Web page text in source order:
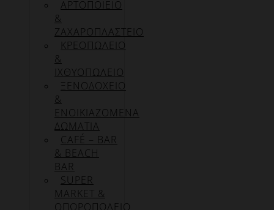
ΑΡΤΟΠΟΙΕΙΟ
&
ΖΑΧΑΡΟΠΛΑΣΤΕΙΟ
ΚΡΕΟΠΩΛΕΙΟ
&
ΙΧΘΥΟΠΩΛΕΙΟ
ΞΕΝΟΔΟΧΕΙΟ
&
ΕΝΟΙΚΙΑΖΟΜΕΝΑ
ΔΩΜΑΤΙΑ
CAFÉ – BAR
& BEACH
BAR
SUPER
MARKET &
ΟΠΩΡΟΠΩΛΕΙΟ